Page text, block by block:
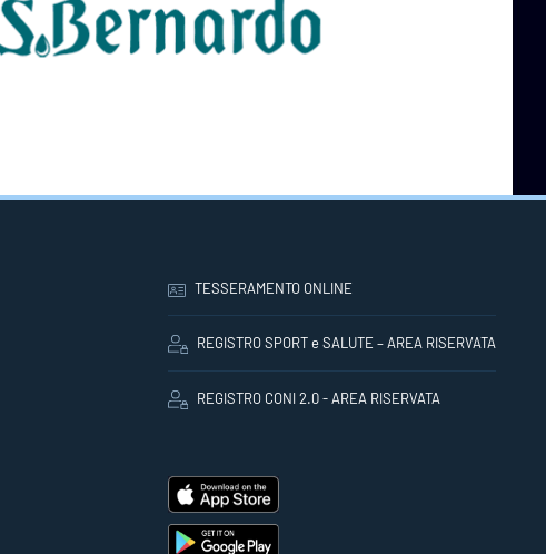
TESSERAMENTO ONLINE
REGISTRO SPORT e SALUTE – AREA RISERVATA
REGISTRO CONI 2.0 - AREA RISERVATA